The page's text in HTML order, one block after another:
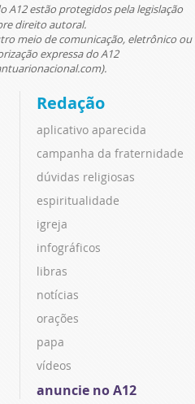
A12 estão protegidos pela legislação
direito autoral.
meio de comunicação, eletrônico ou
expressa do A12
Redação
aplicativo aparecida
campanha da fraternidade
dúvidas religiosas
espiritualidade
igreja
infográficos
libras
notícias
orações
papa
vídeos
anuncie no A12